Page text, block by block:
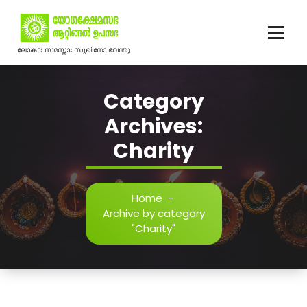
content
ലോകാഃ സമസ്താഃ സുഖിനോ ഭവന്തു
Category
Archives:
Charity
Home -
Archive by category
"Charity"